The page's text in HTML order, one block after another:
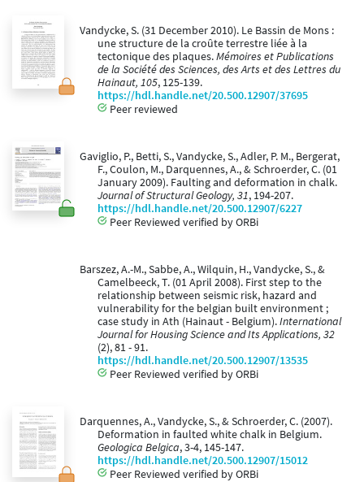
Vandycke, S. (31 December 2010). Le Bassin de Mons :
une structure de la croûte terrestre liée à la
tectonique des plaques.Mémoires et Publications
de la Société des Sciences, des Arts et des Lettres du
Hainaut, 105, 125-139.
https://hdl.handle.net/20.500.12907/37695
Peer reviewed
Gaviglio, P., Betti, S., Vandycke, S., Adler, P. M., Bergerat,
F., Coulon, M., Darquennes, A., & Schroerder, C. (01
January 2009). Faulting and deformation in chalk.
Journal of Structural Geology, 31, 194-207.
https://hdl.handle.net/20.500.12907/6227
Peer Reviewed verified by ORBi
Barszez, A.-M., Sabbe, A., Wilquin, H., Vandycke, S., &
Camelbeeck, T. (01 April 2008). First step to the
relationship between seismic risk, hazard and
vulnerability for the belgian built environment ;
case study in Ath (Hainaut - Belgium).International
Journal for Housing Science and Its Applications, 32
(2), 81 - 91.
https://hdl.handle.net/20.500.12907/13535
Peer Reviewed verified by ORBi
Darquennes, A., Vandycke, S., & Schroerder, C. (2007).
Deformation in faulted white chalk in Belgium.
Geologica Belgica, 3-4, 145-147.
https://hdl.handle.net/20.500.12907/15012
Peer Reviewed verified by ORBi